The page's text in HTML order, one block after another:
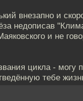
внезапно и
недописав
и не
цикла - могу
тебе